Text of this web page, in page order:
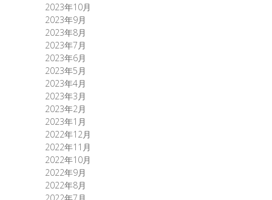
2023年10月
2023年9月
2023年8月
2023年7月
2023年6月
2023年5月
2023年4月
2023年3月
2023年2月
2023年1月
2022年12月
2022年11月
2022年10月
2022年9月
2022年8月